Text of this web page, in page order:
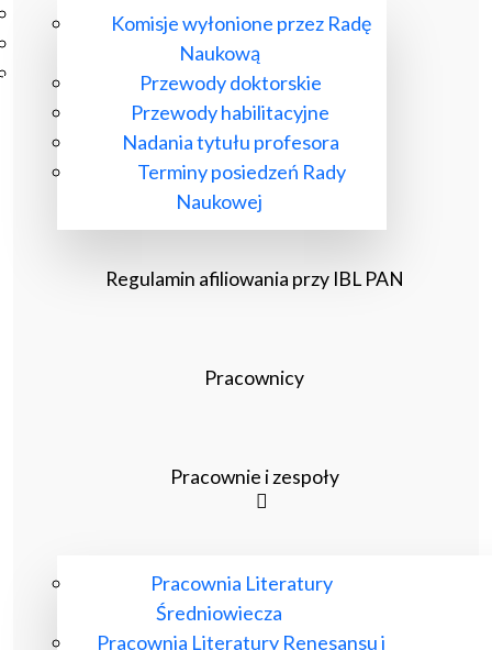
Pliki do pobrania
Inne akty wewnętrzne IBL
Poczta ibl.waw.pl
Kontakt
Komisje wyłonione przez Radę
Naukową
Przewody doktorskie
Przewody habilitacyjne
Nadania tytułu profesora
Terminy posiedzeń Rady
Naukowej
Regulamin afiliowania przy IBL PAN
Pracownicy
Pracownie i zespoły
Pracownia Literatury
Średniowiecza
Pracownia Literatury Renesansu i